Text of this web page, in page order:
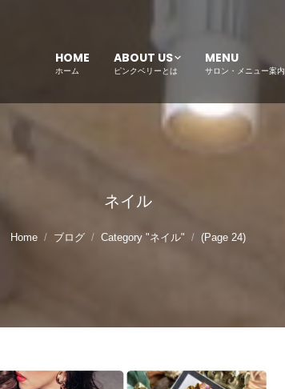
HOME
ホーム
ABOUT US
ピンクベリーとは
MENU
サロン・メニュー案内
ネイル
Home ブログ Category "ネイル" (Page 24)